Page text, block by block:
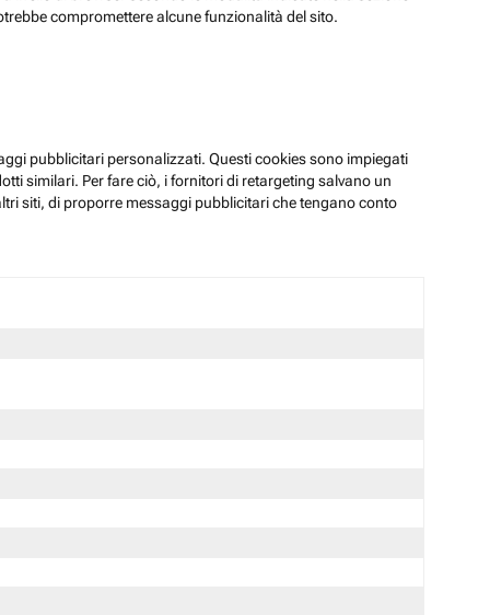
compromettere alcune funzionalità del sito.
pubblicitari personalizzati. Questi cookies sono impiegati
similari. Per fare ciò, i fornitori di retargeting salvano un
siti, di proporre messaggi pubblicitari che tengano conto